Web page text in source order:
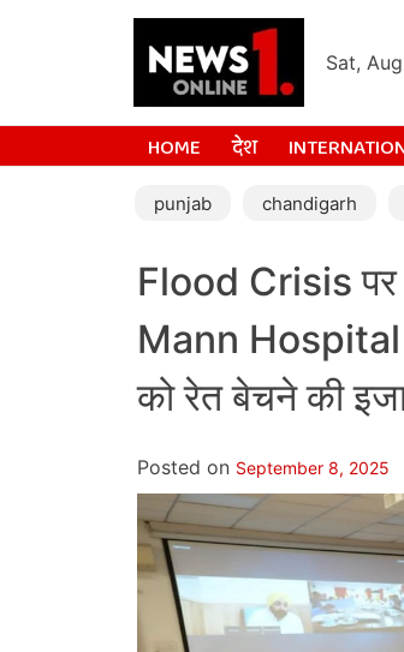
Sat,
HOME देश
punjab chandigarh
Flood Crisis
Mann
को रेत बेचने की
Posted on September 8, 2025